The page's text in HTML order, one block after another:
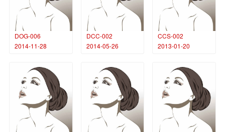
DOG-006
2014-11-28
DCC-002
2014-05-26
CCS-002
2013-01-20